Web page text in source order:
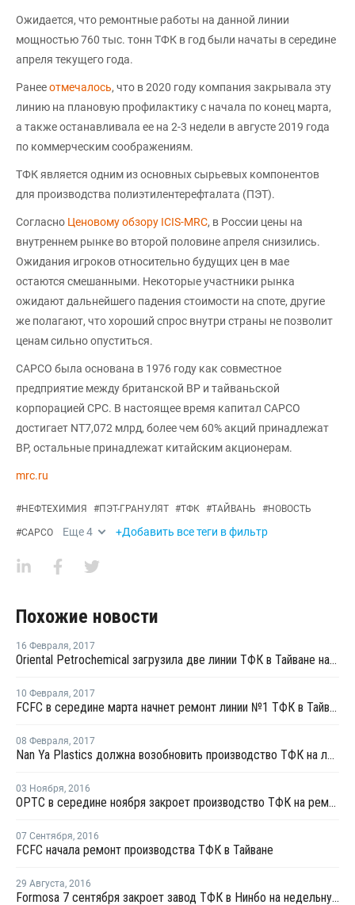
Ожидается, что ремонтные работы на данной линии
мощностью 760 тыс. тонн ТФК в год были начаты в середине
апреля текущего года.
Ранееотмечалось, что в 2020 году компания закрывала эту
линию на плановую профилактику с начала по конец марта,
а также останавливала ее на 2-3 недели в августе 2019 года
по коммерческим соображениям.
ТФК является одним из основных сырьевых компонентов
для производства полиэтилентерефталата (ПЭТ).
Согласно Ценовому обзору ICIS-MRC, в России цены на
внутреннем рынке во второй половине апреля снизились.
Ожидания игроков относительно будущих цен в мае
остаются смешанными. Некоторые участники рынка
ожидают дальнейшего падения стоимости на споте, другие
же полагают, что хороший спрос внутри страны не позволит
ценам сильно опуститься.
CAPCO была основана в 1976 году как совместное
предприятие между британской BP и тайваньской
корпорацией CPC. В настоящее время капитал CAPCO
достигает NT7,072 млрд, более чем 60% акций принадлежат
BP, остальные принадлежат китайским акционерам.
mrc.ru
#НЕФТЕХИМИЯ #ПЭТ-ГРАНУЛЯТ #ТФК #ТАЙВАНЬ #НОВОСТЬ
#CAPCO Еще4 +Добавить все теги в фильтр
Похожие новости
16 Февраля, 2017
Oriental Petrochemical загрузила две линии ТФК в Тайване на 100%
10 Февраля, 2017
FCFC в середине марта начнет ремонт линии №1 ТФК в Тайване
08 Февраля, 2017
Nan Ya Plastics должна возобновить производство ТФК на линии №4 сегодня
03 Ноября, 2016
OPTC в середине ноября закроет производство ТФК на ремонт
07 Сентября, 2016
FCFC начала ремонт производства ТФК в Тайване
29 Августа, 2016
Formosa 7 сентября закроет завод ТФК в Нинбо на недельную профилактику